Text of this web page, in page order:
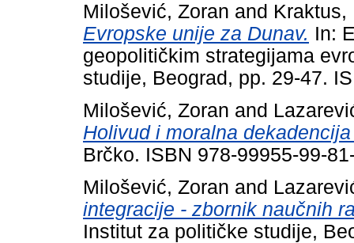
Milošević, Zoran and Kraktus,
Evropske unije za Dunav. In:
geopolitičkim strategijama
studije, Beograd, pp. 29-47.
Milošević, Zoran and
Holivud i moralna
Brčko. ISBN 978-99955-99-
Milošević, Zoran and
integracije - zbornik naučnih
Institut za političke studije,